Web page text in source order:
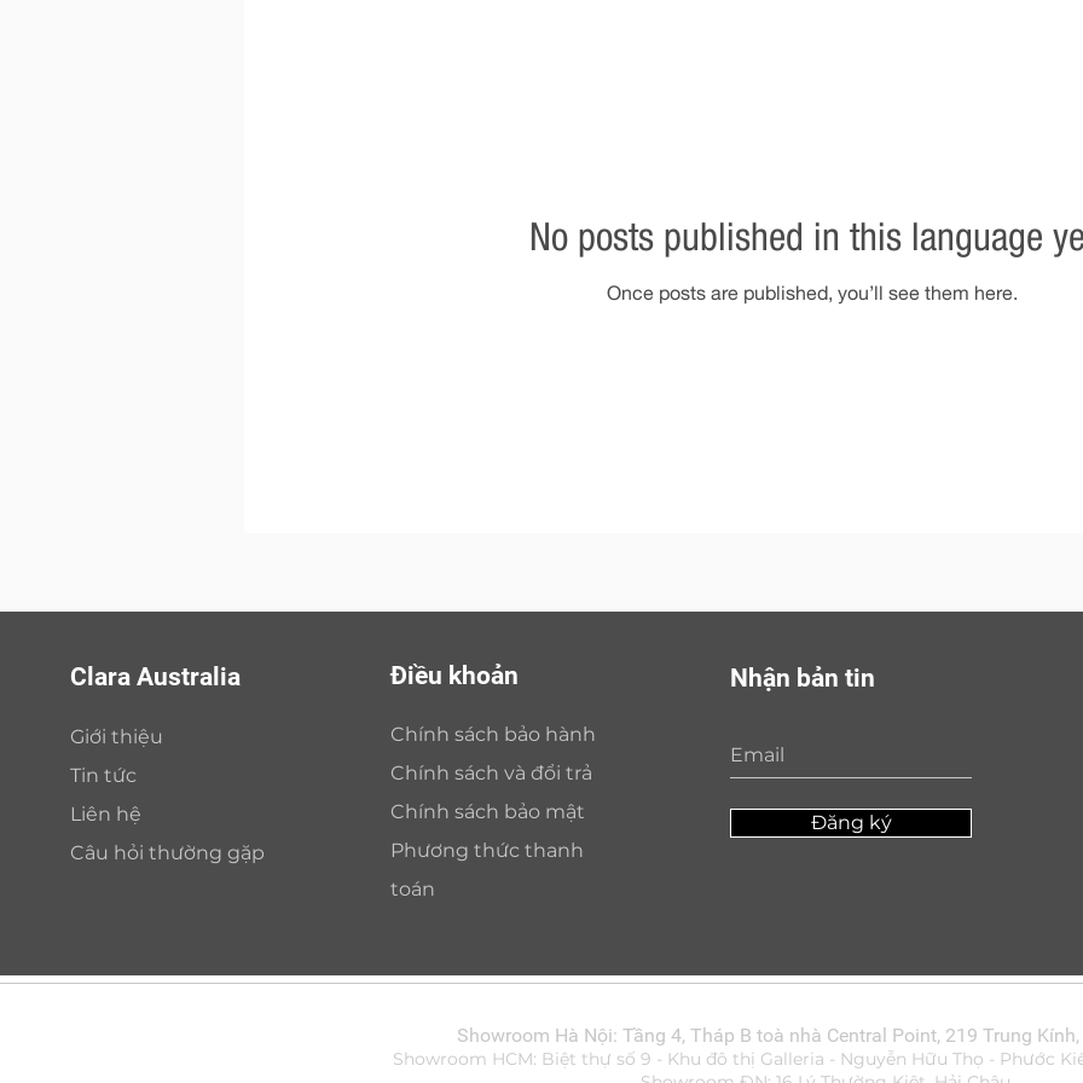
No posts published in this language
Once posts are published, you’ll see them here.
Clara Australia
Giới thiệu
Tin tức
Liên hệ
Câu hỏi thường gặp
Điều khoản
Chính sách bảo hành
Chính sách và đổi trả
Chính sách bảo mật
Phương thức thanh
toán
Nhận bản tin
Đăng ký
Showroom Hà Nội: Tầng 4, Tháp B toà nhà Central Point, 219 Trung Kính,
Showroom HCM: Biệt thự số 9 - Khu đô thị Galleria - Nguyễn Hữu Thọ - Phước